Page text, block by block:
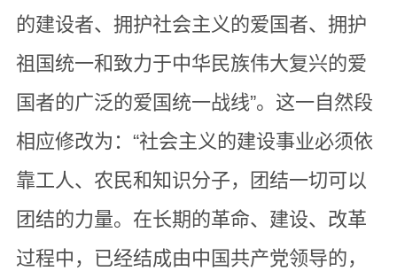
的建设者、拥护社会主义的爱国者、拥护
祖国统一和致力于中华民族伟大复兴的爱
国者的广泛的爱国统一战线”。这一自然段
相应修改为：“社会主义的建设事业必须依
靠工人、农民和知识分子，团结一切可以
团结的力量。在长期的革命、建设、改革
过程中，已经结成由中国共产党领导的，